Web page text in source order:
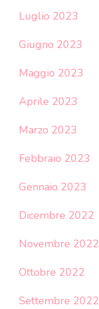
Luglio 2023
Giugno 2023
Maggio 2023
Aprile 2023
Marzo 2023
Febbraio 2023
Gennaio 2023
Dicembre 2022
Novembre 2022
Ottobre 2022
Settembre 2022